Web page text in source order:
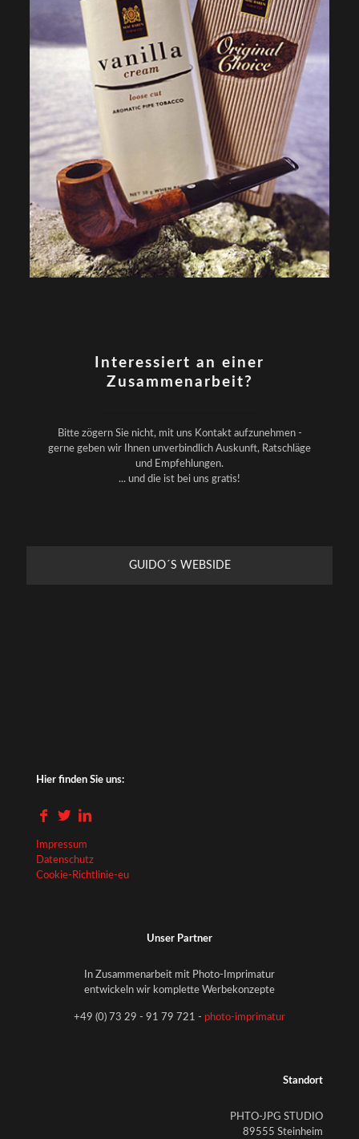
Interessiert an einer
Zusammenarbeit?
Bitte zögern Sie nicht, mit uns Kontakt aufzunehmen -
gerne geben wir Ihnen unverbindlich Auskunft, Ratschläge
und Empfehlungen.
... und die ist bei uns gratis!
GUIDO´S WEBSIDE
Hier finden Sie uns:
Impressum
Datenschutz
Cookie-Richtlinie-eu
Unser Partner
In Zusammenarbeit mit Photo-Imprimatur
entwickeln wir komplette Werbekonzepte
+49 (0) 73 29 - 91 79 721 - photo-imprimatur
Standort
PHTO-JPG STUDIO
89555 Steinheim